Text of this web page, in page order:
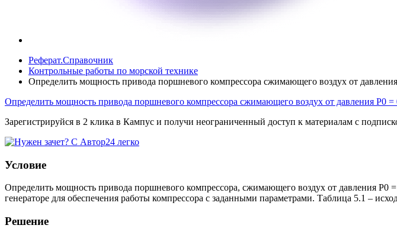
Реферат.Справочник
Контрольные работы по морской технике
Определить мощность привода поршневого компрессора сжимающего воздух от
Определить мощность привода поршневого компрессора сжимающего воздух от давления Р0 =
Зарегистрируйся в 2 клика в Кампус и получи неограниченный доступ к материалам с
Условие
Определить мощность привода поршневого компрессора, сжимающего воздух от давления Р0
генераторе для обеспечения работы компрессора с заданными параметрами. Таблица 5.1 –
Решение